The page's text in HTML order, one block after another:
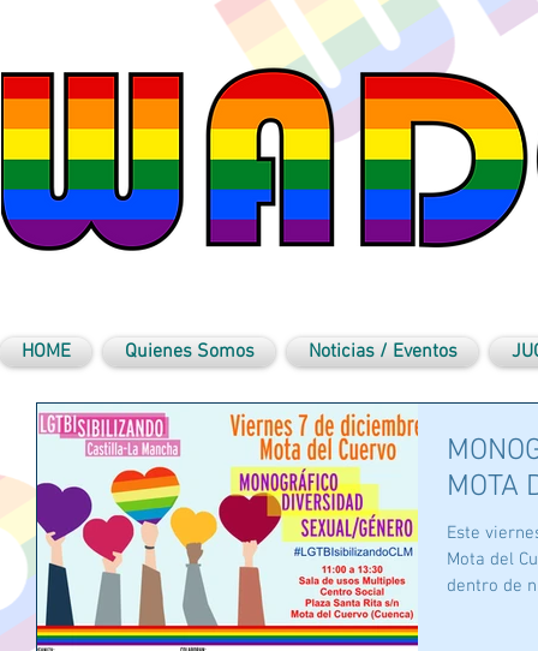
HOME Quienes Somos Noticias / Eventos
MOTA
Este
Mota del
dentro de